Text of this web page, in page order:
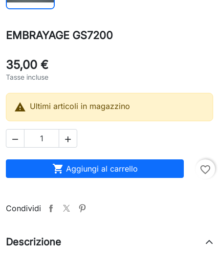
EMBRAYAGE GS7200
35,00 €
Tasse incluse
 Ultimi articoli in magazzino
 
 Aggiungi al carrello favorite_border
Condividi
Descrizione